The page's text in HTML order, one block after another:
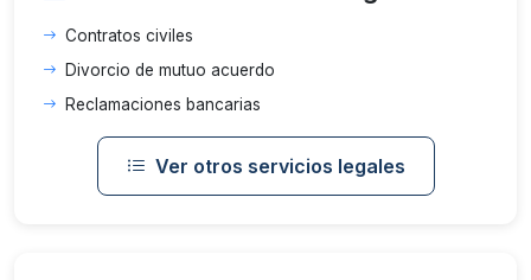
Contratos civiles
Divorcio de mutuo acuerdo
Reclamaciones bancarias
Ver otros servicios legales